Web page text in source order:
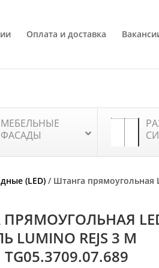
Оплата и доставка
МЕБЕЛЬНЫЕ
ФАСАДЫ
(LED) / Штанга прямоугольная
LUMINO REJS 3 М